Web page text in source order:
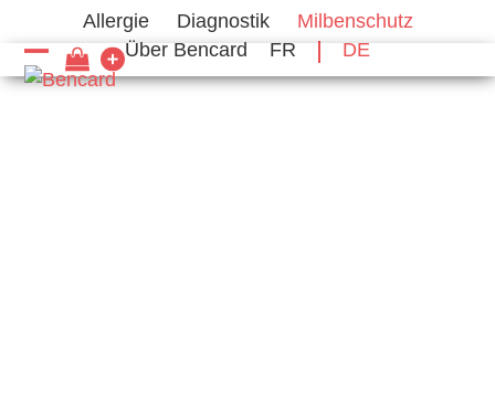
content
Allergie Diagnostik
Milbenschutz
Über Bencard
FR DE
Open
Close